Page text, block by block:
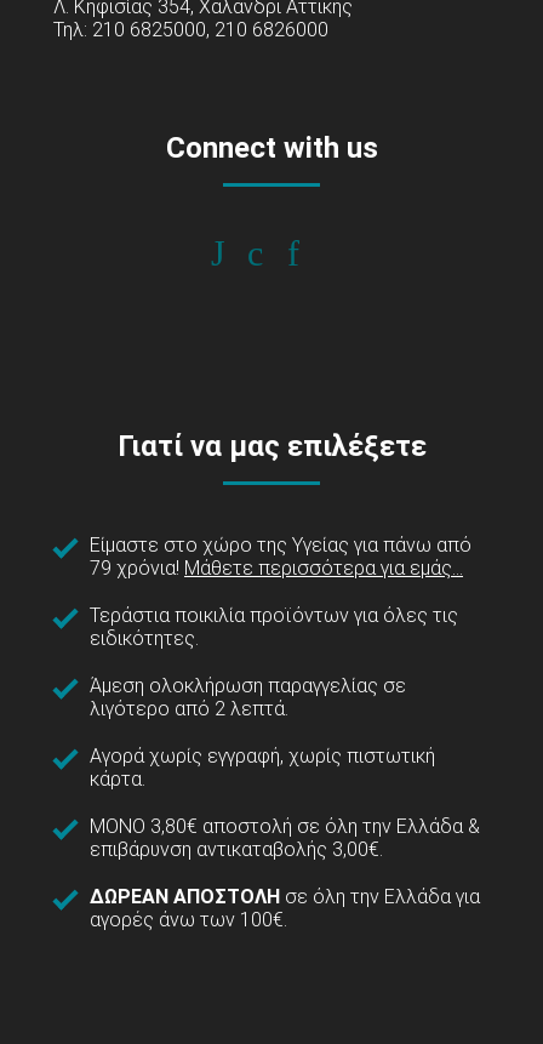
Λ. Κηφισίας 354, Χαλάνδρι Αττικής
Τηλ: 210 6825000, 210 6826000
Connect with us
Γιατί να μας επιλέξετε
Είμαστε στο χώρο της Υγείας για πάνω από
79 χρόνια! Μάθετε περισσότερα για εμάς...
Τεράστια ποικιλία προϊόντων για όλες τις
ειδικότητες.
Άμεση ολοκλήρωση παραγγελίας σε
λιγότερο από 2 λεπτά.
Αγορά χωρίς εγγραφή, χωρίς πιστωτική
κάρτα.
ΜΟΝΟ 3,80€ αποστολή σε όλη την Ελλάδα &
επιβάρυνση αντικαταβολής 3,00€.
ΔΩΡΕΑΝ ΑΠΟΣΤΟΛΗ σε όλη την Ελλάδα για
αγορές άνω των 100€.